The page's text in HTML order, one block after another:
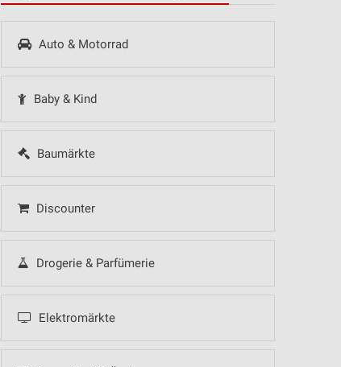
Auto & Motorrad
Baby & Kind
Baumärkte
Discounter
Drogerie & Parfümerie
Elektromärkte